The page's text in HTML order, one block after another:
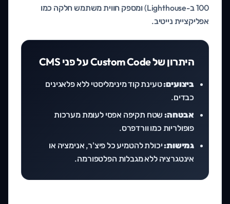
100 ב-Lighthouse) ומספק חווית משתמש חלקה כמו
אפליקציית נייטיב.
היתרון של Custom Code על פני CMS
ביצועים:טעינת קוד מינימליסטי ללא פלאגינים
כבדים.
אבטחה:שטח תקיפה אפסי לעומת מערכות
פופולריות כמו וורדפרס.
גמישות:יכולת להטמיע כל פיצ'ר, אנימציה או
אינטגרציה ללא מגבלות הפלטפורמה.